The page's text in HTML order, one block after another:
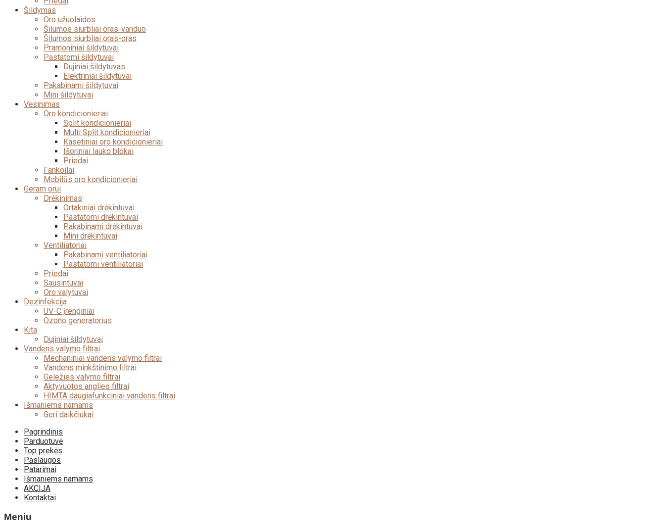
Šildymas
Oro užuolaidos
Šilumos siurbliai oras-vanduo
Šilumos siurbliai oras-oras
Pramoniniai šildytuvai
Pastatomi šildytuvai
Dujiniai šildytuvas
Elektriniai šildytuvai
Pakabinami šildytuvai
Mini šildytuvai
Vėsinimas
Oro kondicionieriai
Split kondicionieriai
Multi Split kondicionieriai
Kasetiniai oro kondicionieriai
Išoriniai lauko blokai
Priedai
Fankoilai
Mobilūs oro kondicionieriai
Geram orui
Drėkinimas
Ortakiniai drėkintuvai
Pastatomi drėkintuvai
Pakabinami drėkintuvai
Mini drėkintuvai
Ventiliatoriai
Pakabinami ventiliatoriai
Pastatomi ventiliatoriai
Priedai
Sausintuvai
Oro valytuvai
Dezinfekcija
UV-C įrenginiai
Ozono generatorius
Kita
Dujiniai šildytuvai
Vandens valymo filtrai
Mechaniniai vandens valymo filtrai
Vandens minkštinimo filtrai
Geležies valymo filtrai
Aktyvuotos anglies filtrai
HIMTA daugiafunkciniai vandens filtrai
Išmaniems namams
Geri daikčiukai
Skip
content
Pagrindinis
Parduotuvė
Top prekės
Paslaugos
Patarimai
Išmaniems namams
AKCIJA
Kontaktai
Meniu